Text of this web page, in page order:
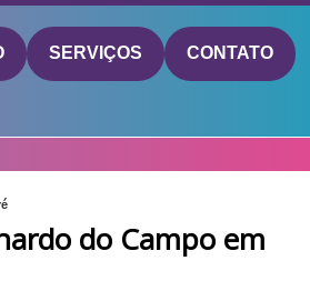
SERVIÇOS CONTATO
do Campo em